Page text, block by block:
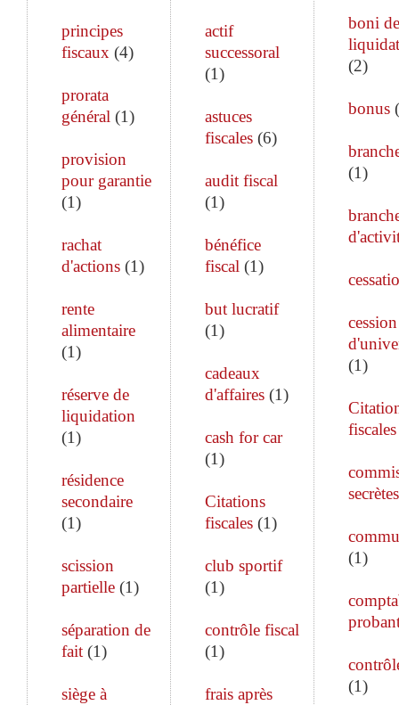
principes
fiscaux (4)
prorata
général (1)
provision
pour garantie
(1)
rachat
d'actions (1)
rente
alimentaire
(1)
réserve de
liquidation
(1)
résidence
secondaire
(1)
scission
partielle (1)
séparation de
fait (1)
siège à
actif
successoral
(1)
astuces
fiscales(6)
audit fiscal
(1)
bénéfice
fiscal (1)
but lucratif
(1)
cadeaux
d'affaires(1)
cash for car
(1)
Citations
fiscales(1)
club sportif
(1)
contrôle fiscal
(1)
frais après
boni de
(2)
bonus(
(1)
cession
(1)
fiscales
secrètes
(1)
(1)